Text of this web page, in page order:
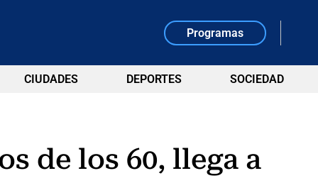
Programas
CIUDADES DEPORTES SOCIEDAD
de los 60, llega a